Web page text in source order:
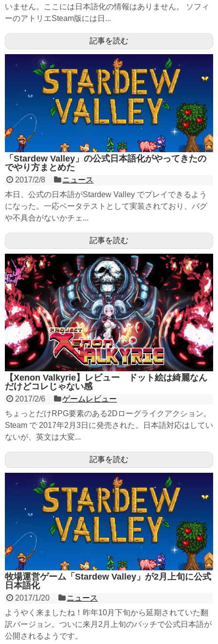
いません。ここには日本語化の情報はありません。 ソフィ
ーのアトリエSteam版には日...
記事を読む
「Stardew Valley」の公式日本語化がやってきたの
でやり方まとめた
2017/2/8
ニュース
本日、公式の日本語がStardew Valley でプレイできるよう
になった。一応ベータテストとして実装されており、バグ
や不具合がないかチェ...
記事を読む
【Xenon Valkyrie】レビュー ドット絵は綺麗なん
だけどコレじゃない感
2017/2/6
ゲームレビュー
ちょっとだけRPG要素のある2Dローグライクアクション。
Steam で 2017年2月3日に発売された。日本語対応はしてい
ないが、英文は大変...
記事を読む
牧場運営ゲーム「Stardew Valley」が2月上旬に公式
日本語化
2017/1/20
ニュース
ようやく来ましたね！昨年10月下旬から延期されていた翻
訳バージョン。ついに来月2月上旬のパッチで公式日本語が
公開されるようです。